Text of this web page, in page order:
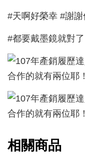
#天啊好榮幸 #謝
#都要戴墨鏡就對了
相關商品